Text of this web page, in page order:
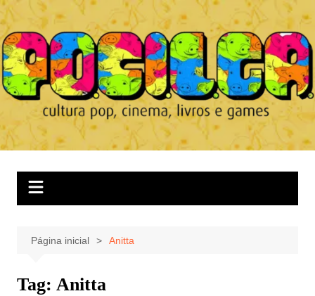
Ir
para
o
conteúdo
Página inicial Anitta
Tag: Anitta